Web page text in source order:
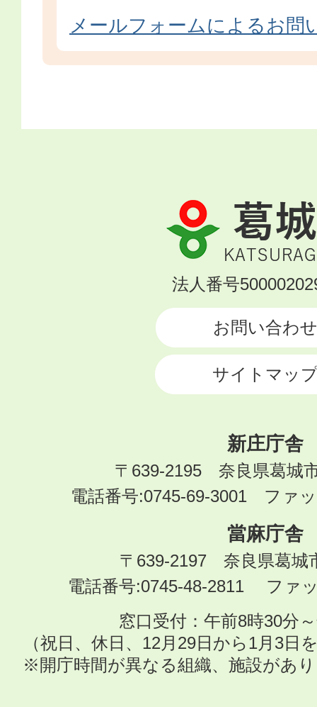
メールフォームによるお問
葛
城
市
KATSURAGI
法人番号
お問い合わせ
サイトマッ
新庄庁舎
〒639-2195 奈良県葛城
電話番号:0745-69-3001 ファ
當麻庁舎
〒639-2197 奈良県葛城
電話番号:0745-48-2811 ファ
窓口受付：午前8時30分
（祝日、休日、12月29日から1月3日
※開庁時間が異なる組織、施設があ